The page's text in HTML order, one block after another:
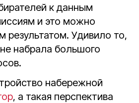
к данным
и это можно
результатом. Удивило то,
набрала большого
набережной
, а такая перспектива